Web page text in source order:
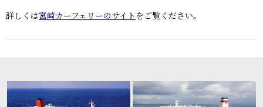
詳しくは宮崎カーフェリーのサイト をご覧ください。